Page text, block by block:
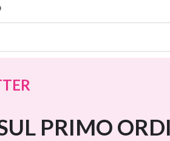
PRIMO